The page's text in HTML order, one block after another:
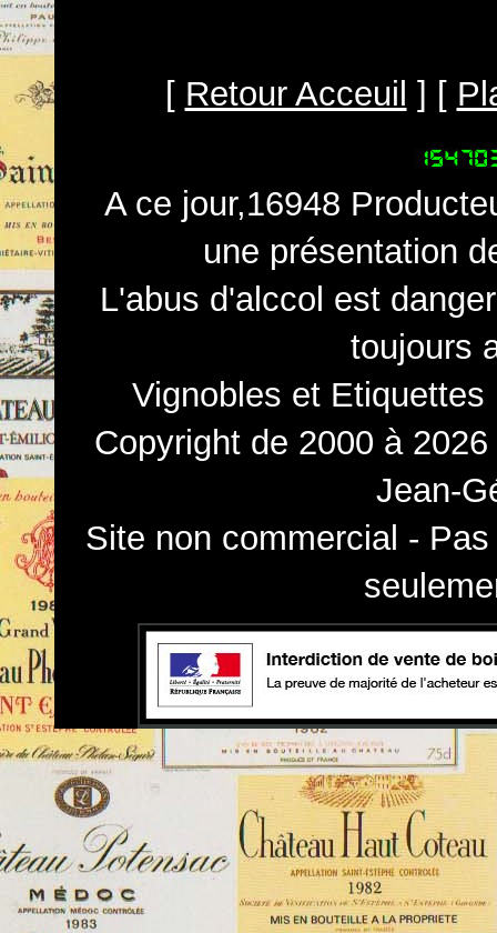
[ Retour Acceuil ] [
A ce jour,16948
une présentation
L'abus d'alccol est
toujours
Vignobles et
Copyright de 2000 à
Jean-
Site non commercial -